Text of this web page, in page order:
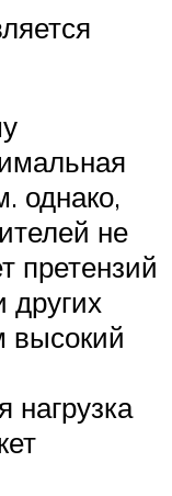
однако,
не
претензий
других
высокий
нагрузка